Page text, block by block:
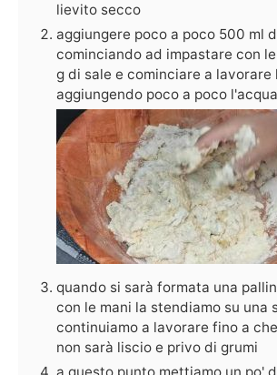
lievito secco
aggiungere poco a poco 500 ml
cominciando ad impastare con
g di sale e cominciare a lavorare
aggiungendo poco a poco l'acqua
quando si sarà formata una
con le mani la stendiamo su una
continuiamo a lavorare fino a
non sarà liscio e privo di grumi